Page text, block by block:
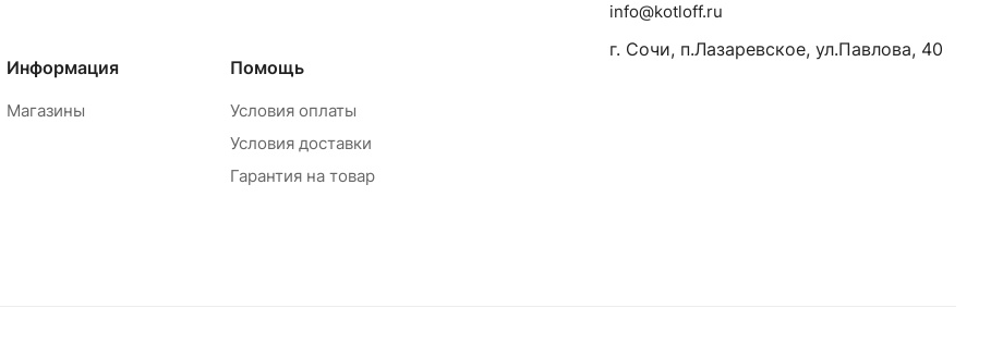
Информация
Магазины
Помощь
Условия оплаты
Условия доставки
Гарантия на товар
info@kotloff.ru
г. Сочи, п.Лазаревское, ул.Павлова, 40